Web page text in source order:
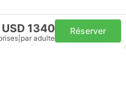
USD 1340
par adulte
Réserver